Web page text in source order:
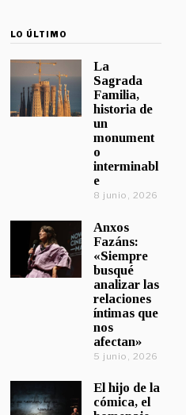
LO ÚLTIMO
La
Sagrada
Familia,
historia de
un
monument
o
interminabl
e
8 junio, 2026
Anxos
Fazáns:
«Siempre
busqué
analizar las
relaciones
íntimas que
nos
afectan»
5 junio, 2026
El hijo de la
cómica, el